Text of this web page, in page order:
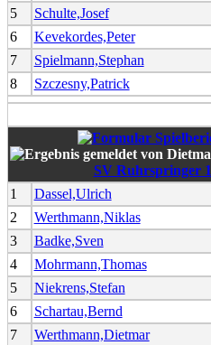
5
Schulte,Josef
6
Kevekordes,Peter
7
Spielmann,Stephan
8
Szczesny,Patrick
SV Ruhrspringer 1
1 Dassel,Ulrich
2
Werthmann,Niklas
3
Badke,Sven
4
Mohrmann,Thomas
5
Niekrens,Stefan
6
Schartau,Bernd
7
Werthmann,Dietmar